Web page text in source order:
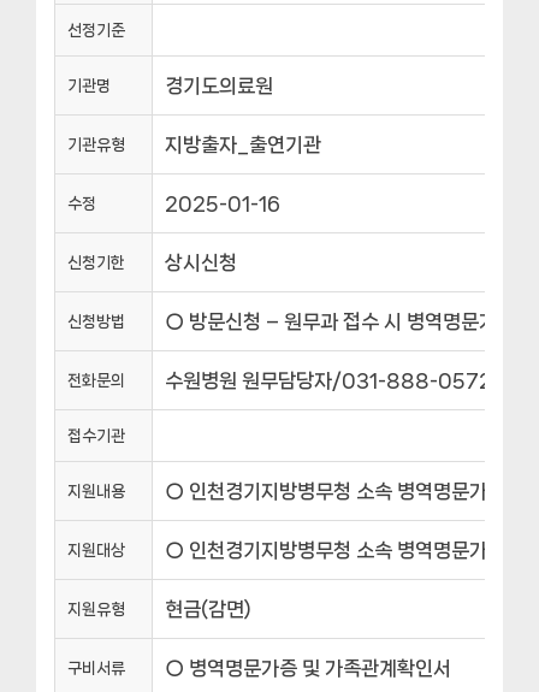
선정기준
기관명 경기도의료원
기관유형 지방출자_출연기관
수정 2025-01-16
신청기한 상시신청
신청방법 ○ 방문신청 – 원무과 접수 시 병역명문가증
전화문의 수원병원 원무담당자/031-888-0572||의
접수기관
지원내용 ○ 인천경기지방병무청 소속 병역명문가 의
지원대상 ○ 인천경기지방병무청 소속 병역명문가 본인
지원유형 현금(감면)
구비서류 ○ 병역명문가증 및 가족관계확인서